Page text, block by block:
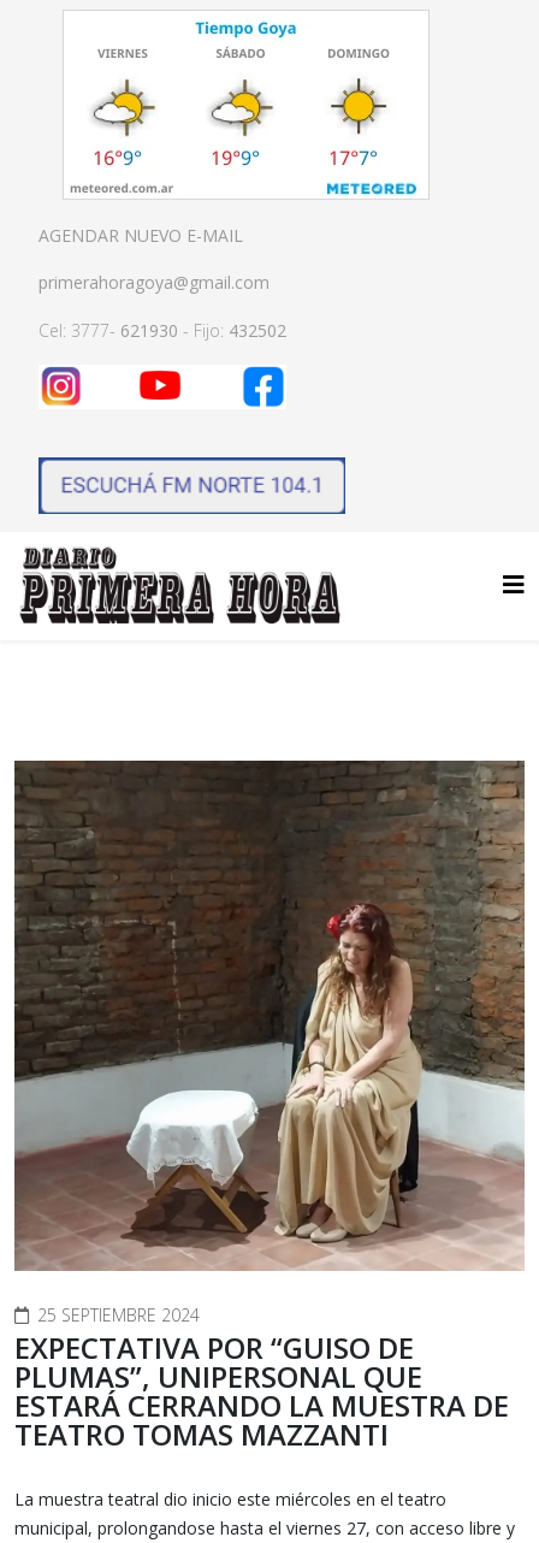
AGENDAR NUEVO E-MAIL
primerahoragoya@gmail.com
Cel: 3777- 621930 - Fijo: 432502
25 SEPTIEMBRE 2024
EXPECTATIVA POR “GUISO DE
PLUMAS”, UNIPERSONAL QUE
ESTARÁ CERRANDO LA MUESTRA DE
TEATRO TOMAS MAZZANTI
La muestra teatral dio inicio este miércoles en el teatro
municipal, prolongandose hasta el viernes 27, con acceso libre y